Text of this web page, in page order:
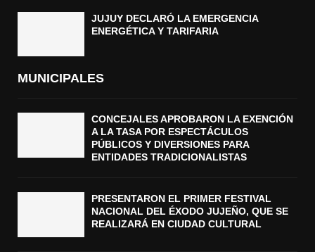
JUJUY DECLARÓ LA EMERGENCIA
ENERGÉTICA Y TARIFARIA
MUNICIPALES
CONCEJALES APROBARON LA EXENCIÓN
A LA TASA POR ESPECTÁCULOS
PÚBLICOS Y DIVERSIONES PARA
ENTIDADES TRADICIONALISTAS
PRESENTARON EL PRIMER FESTIVAL
NACIONAL DEL ÉXODO JUJEÑO, QUE SE
REALIZARÁ EN CIUDAD CULTURAL